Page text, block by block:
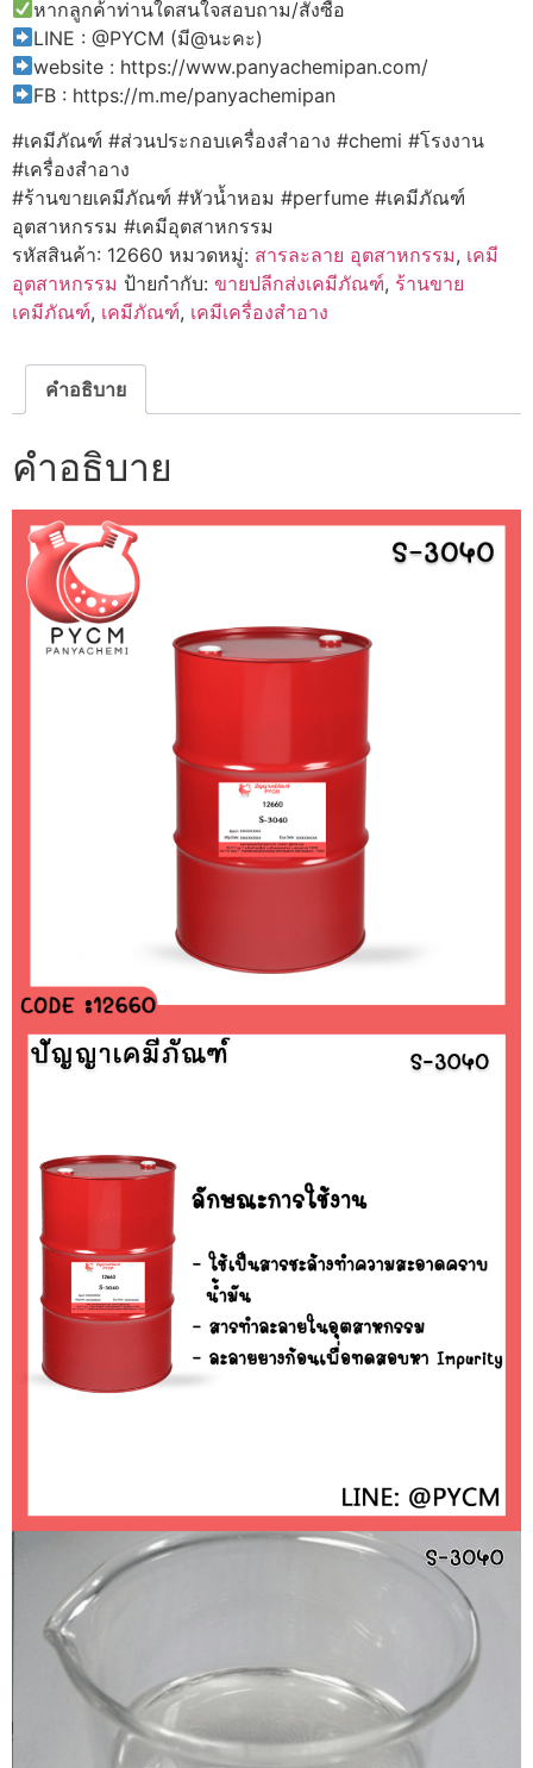
หากลูกค้าท่านใดสนใจสอบถาม/สั่งซื้อ
LINE : @PYCM (มี@นะคะ)
website : https://www.panyachemipan.com/
FB : https://m.me/panyachemipan
#เคมีภัณฑ์ #ส่วนประกอบเครื่องสำอาง #chemi #โรงงาน
#เครื่องสำอาง
#ร้านขายเคมีภัณฑ์ #หัวน้ำหอม #perfume #เคมีภัณฑ์
อุตสาหกรรม #เคมีอุตสาหกรรม
รหัสสินค้า: 12660 หมวดหมู่: สารละลาย อุตสาหกรรม, เคมี
อุตสาหกรรม ป้ายกำกับ: ขายปลีกส่งเคมีภัณฑ์, ร้านขาย
เคมีภัณฑ์, เคมีภัณฑ์, เคมีเครื่องสำอาง
คำอธิบาย
คำอธิบาย